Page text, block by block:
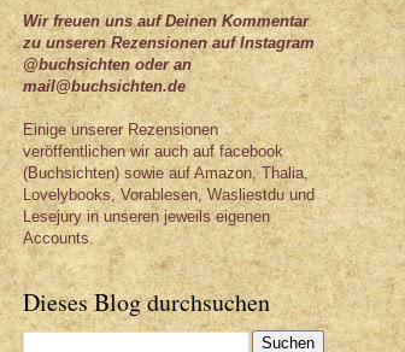
Wir freuen uns auf Deinen Kommentar
zu unseren Rezensionen auf Instagram
@buchsichten oder an
mail@buchsichten.de
Einige unserer Rezensionen
veröffentlichen wir auch auf facebook
(Buchsichten) sowie auf Amazon, Thalia,
Lovelybooks, Vorablesen, Wasliestdu und
Lesejury in unseren jeweils eigenen
Accounts.
Dieses Blog durchsuchen